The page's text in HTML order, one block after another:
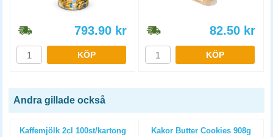
793.90 kr
KÖP
82.50 kr
KÖP
Andra gillade också
Kaffemjölk 2cl 100st/kartong Kakor Butter Cookies 908g